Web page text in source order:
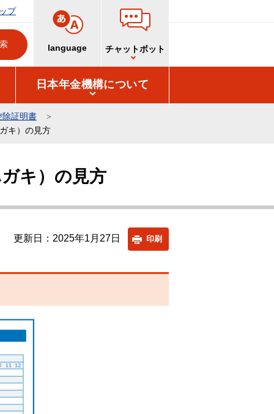
プ
language チャットボット
日本年金機構について
除証明書
キ）の見方
キ）の見方
更新日：2025年1月27日 印刷